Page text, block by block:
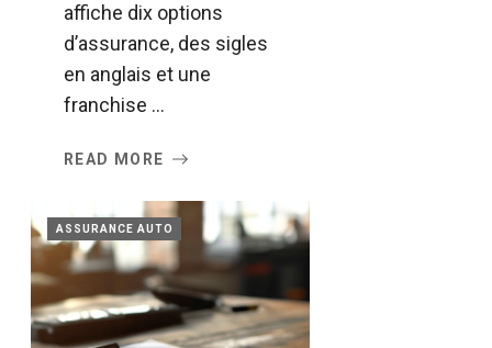
affiche dix options
d’assurance, des sigles
en anglais et une
franchise ...
READ MORE
ASSURANCE AUTO